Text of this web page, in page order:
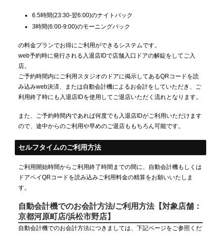
6.5時間(23:30-翌6:00)のナイトパック
3時間(6:00-9:00)のモーニングパック
の料金プランでお得にご利用ができるシステムです。
web予約時に発行される入退店IDで店舗入口ドアの解錠をしてご入
店。
ご予約時間内にご利用スタジオのドアに掲示してあるQRコードを読
み込みweb決済、または自動会計機によるお会計をしていただき、ご
利用終了時にも入退店IDを使用してご退店いただく流れとなります。
また、ご予約時間内であれば何度でも入退店IDがご利用いただけます
ので、途中からのご利用や早めのご退店ももちろん可能です。
セルフタイムのご利用方法
ご利用開始時間からご利用終了時間までの間に、自動会計機もしくは
ドアペイQRコードを読み込みご利用料金の精算をお願いいたしま
す。
自動会計機でのお会計方法/ご利用方法【対象店舗：
京都河原町店/浜松市野店】
自動会計機でのお会計方法につきましては、下記ページをご参照くだ